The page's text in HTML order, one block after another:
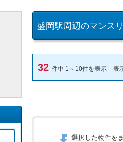
盛岡駅周辺のマンス
32 件中 1～10件を表示 表
選択した物件を